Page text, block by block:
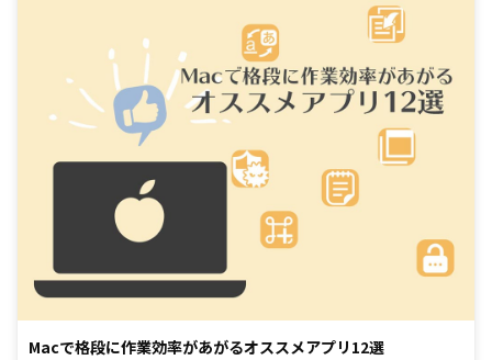
Macで格段に作業効率があがるオススメアプリ12選